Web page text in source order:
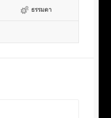
ธรรมดา